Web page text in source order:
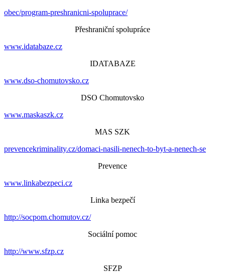
obec/program-preshranicni-spoluprace/
Přeshraniční spolupráce
www.idatabaze.cz
IDATABAZE
www.dso-chomutovsko.cz
DSO Chomutovsko
www.maskaszk.cz
MAS SZK
prevencekriminality.cz/domaci-nasili-nenech-to-byt-a-nenech-se
Prevence
www.linkabezpeci.cz
Linka bezpečí
http://socpom.chomutov.cz/
Sociální pomoc
http://www.sfzp.cz
SFZP